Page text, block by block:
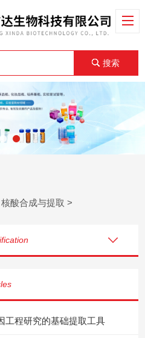
搜索
核酸合成与提取 >
工程研究的基础提取工具